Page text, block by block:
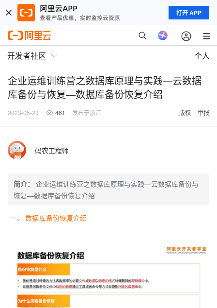
打开 APP
开发者社区 个人
企业运维训练营之数据库原理与实践—云数据
库备份与恢复—数据库备份恢复介绍
2023-05-23 461 发布于浙江 版权 举报
码农工程师
简介：
企业运维训练营之数据库原理与实践—云数据库备份与
恢复—数据库备份恢复介绍
一、数据库备份恢复介绍